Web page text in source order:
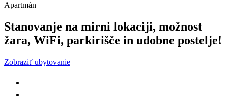
Apartmán
Stanovanje na mirni lokaciji, možnost
žara, WiFi, parkirišče in udobne postelje!
Zobraziť ubytovanie